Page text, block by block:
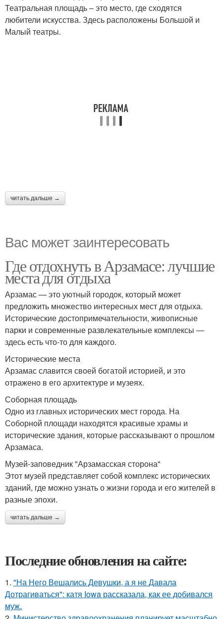
Театральная площадь – это место, где сходятся
любители искусства. Здесь расположены Большой и
Малый театры.
читать дальше →
Вас может заинтересовать
Где отдохнуть в Арзамасе: лучшие
места для отдыха
Арзамас — это уютный городок, который может
предложить множество интересных мест для отдыха.
Исторические достопримечательности, живописные
парки и современные развлекательные комплексы —
здесь есть что-то для каждого.
Исторические места
Арзамас славится своей богатой историей, и это
отражено в его архитектуре и музеях.
Соборная площадь
Одно из главных исторических мест города. На
Соборной площади находятся красивые храмы и
исторические здания, которые рассказывают о прошлом
Арзамаса.
Музей-заповедник "Арзамасская сторона"
Этот музей представляет собой комплекс исторических
зданий, где можно узнать о жизни города и его жителей в
разные эпохи.
читать дальше →
Последние обновления на сайте:
1. "На Него Вешались Девушки, а я не Давала
Дотрагиваться": катя Iowa рассказала, как ее добивался
муж.